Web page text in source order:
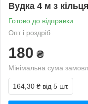
Вудка 4 м з
Готово до відправки
Опт і роздріб
180 ₴
Мінімальна сума
164,30 ₴ від 5 шт.